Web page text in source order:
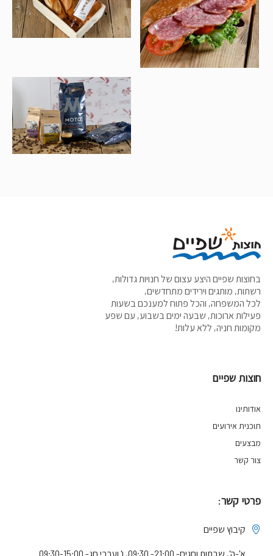
בחוצות שפיים היצע עצום של חנויות גדולות,
רשתות, מותגים וירידים מתחדשים,
לכל המשפחה, והכל פתוח למענכם בשעות
פעילות ארוכות, שבעה ימים בשבוע, עם שפע
מקומות חניה, ללא עלות!
חוצות שפיים
אודותינו
תוכנית אירועים
מבצעים
צור קשר
פרטי קשר:
קיבוץ שפיים
א'-ה', שבתות וחגים- 21:00- 09:30, ו' וערבי חג- 09:30-15:00